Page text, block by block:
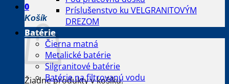
0
Košík
Žiadne produkty v košíku.
Príslušenstvo ku VELGRANITOVÝM
DREZOM
Batérie
Čierna matná
Metalické batérie
Silgranitové batérie
Batérie na filtrovanú vodu